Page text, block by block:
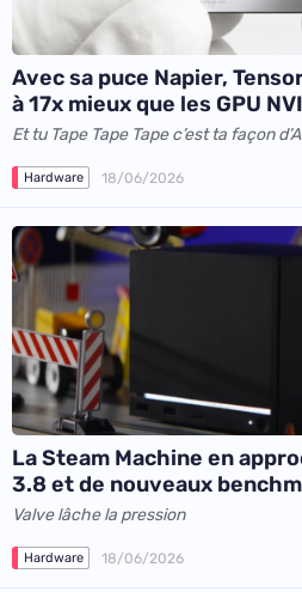
Avec sa puce Napier,
à 17x mieux que les GPU
Et tu Tape Tape Tape c’est ta façon
Hardware 18/06/2026
La Steam Machine en
3.8 et de nouveaux
Valve lâche la pression
Hardware 18/06/2026